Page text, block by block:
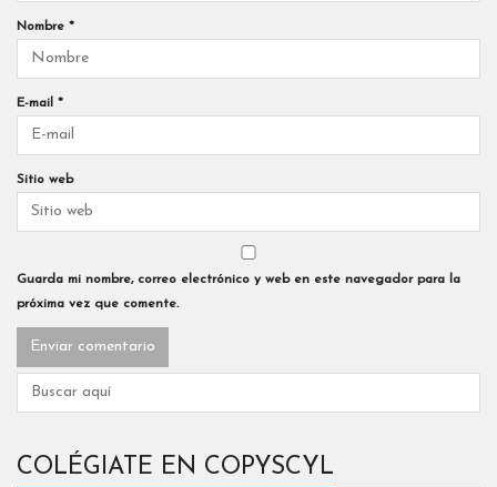
Nombre *
E-mail *
Sitio web
Guarda mi nombre, correo electrónico y web en este navegador para la
próxima vez que comente.
COLÉGIATE EN COPYSCYL